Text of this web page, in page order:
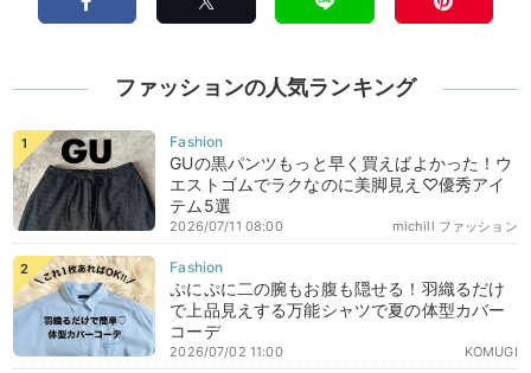
ファッションの人気ランキング
GUの黒パンツもっと早く買えばよかった！ウ
エストゴムでラクなのに美脚見え♡優秀アイ
テム5選
michill ファッション
2026/07/11 08:00
ぷにぷに二の腕もお腹も隠せる！羽織るだけ
で上品見えする万能シャツで夏の体型カバー
コーデ
KOMUGI
2026/07/02 11:00